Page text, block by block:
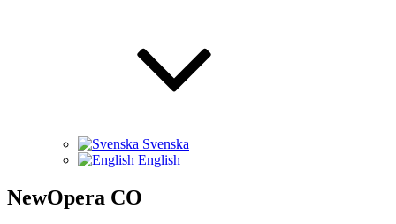
Svenska
English
NewOpera CO